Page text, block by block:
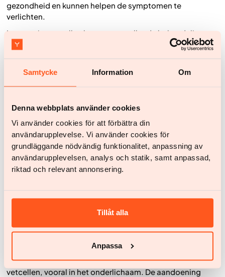
Samtycke Information Om
Denna webbplats använder cookies
Vi använder cookies för att förbättra din
användarupplevelse. Vi använder cookies för
grundläggande nödvändig funktionalitet, anpassning av
användarupplevelsen, analys och statik, samt anpassad,
riktad och relevant annonsering.
Tillåt alla
Anpassa
gezondheid en kunnen helpen de symptomen te
verlichten.
In sommige gevallen kunnen aanvullende behandelingen,
zoals compressietherapie of andere medische
Zo kan Yazen je ondersteunen bij
gewichtsproblematiek
Bij Yazen wordt een gestructureerde en
onderbouwde behandeling van overgewicht en obesitas
aangeboden, waarbij rekening wordt gehouden met
individuele omstandigheden en eventuele comorbiditeit.
De behandeling combineert medicamenteuze
behandeling met medische opvolging, voedingsadvies en
gedragsmatige ondersteuning, met als doel duurzame
Veelgestelde vragen over lipoedeem en overgewicht
Wat is lipoedeem precies?
Lipoedeem is een chronische aandoening die gekenmerkt
wordt door zowel een toegenomen aantal als vergrote
vetcellen, vooral in het onderlichaam. De aandoening